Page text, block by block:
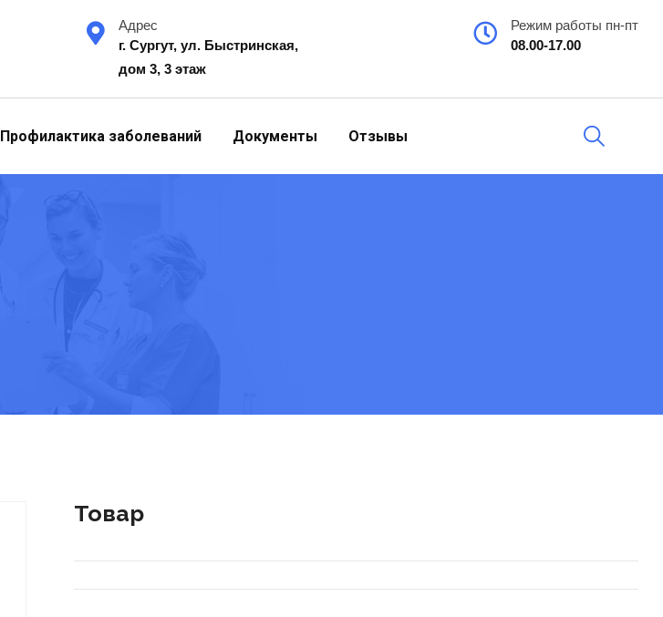
Адрес
г. Сургут, ул. Быстринская,
дом 3, 3 этаж
Режим работы пн-пт
08.00-17.00
Профилактика заболеваний Документы Отзывы
Товар